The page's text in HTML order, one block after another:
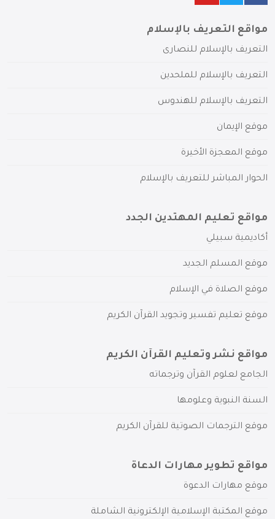
مواقع التعريف بالإسلام
التعريف بالإسلام للنصارى
التعريف بالإسلام للملحدين
التعريف بالإسلام للهندوس
موقع الإيمان
موقع المعجزة الأخيرة
الحوار المباشر للتعريف بالإسلام
مواقع تعليم المهتدين الجدد
أكاديمية سبيلي
موقع المسلم الجديد
موقع الصلاة في الإسلام
موقع تعليم تفسير وتجويد القرآن الكريم
مواقع نشر وتعليم القرآن الكريم
الجامع لعلوم القرآن وترجماته
السنة النبوية وعلومها
موقع الترجمات الصوتية للقرآن الكريم
مواقع تطوير مهارات الدعاة
موقع مهارات الدعوة
موقع المكتبة الإسلامية الإلكترونية الشاملة